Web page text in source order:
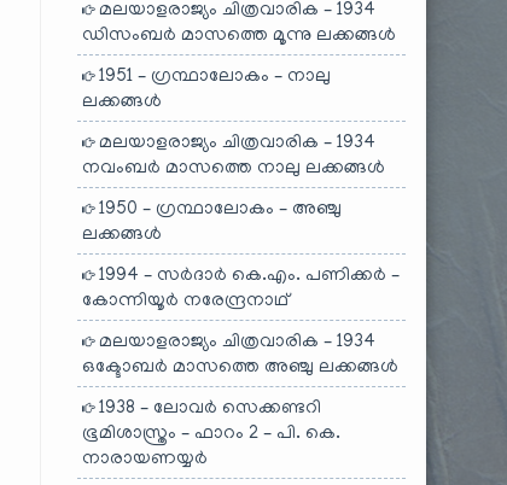
മലയാളരാജ്യം ചിത്രവാരിക – 1934
ഡിസംബർ മാസത്തെ മൂന്നു ലക്കങ്ങൾ
1951 – ഗ്രന്ഥാലോകം – നാലു
ലക്കങ്ങൾ
മലയാളരാജ്യം ചിത്രവാരിക – 1934
നവംബർ മാസത്തെ നാലു ലക്കങ്ങൾ
1950 – ഗ്രന്ഥാലോകം – അഞ്ചു
ലക്കങ്ങൾ
1994 – സർദാർ കെ.എം. പണിക്കർ –
കോന്നിയൂർ നരേന്ദ്രനാഥ്
മലയാളരാജ്യം ചിത്രവാരിക – 1934
ഒക്ടോബർ മാസത്തെ അഞ്ചു ലക്കങ്ങൾ
1938 – ലോവർ സെക്കണ്ടറി
ഭൂമിശാസ്ത്രം – ഫാറം 2 – പി. കെ.
നാരായണയ്യർ